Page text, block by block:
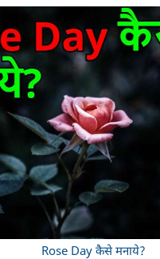
Rose Day कैसे मनाये?